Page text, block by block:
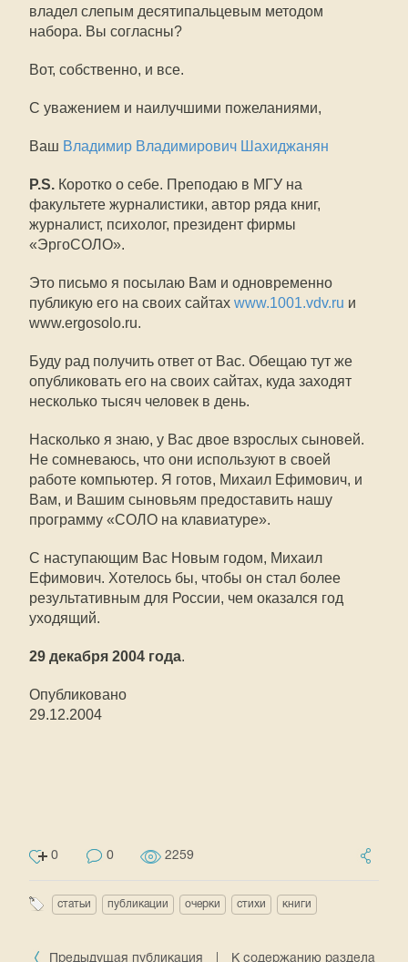
владел слепым десятипальцевым методом
набора. Вы согласны?
Вот, собственно, и все.
С уважением и наилучшими пожеланиями,
Ваш Владимир Владимирович Шахиджанян
P.S. Коротко о себе. Преподаю в МГУ на
факультете журналистики, автор ряда книг,
журналист, психолог, президент фирмы
«ЭргоСОЛО».
Это письмо я посылаю Вам и одновременно
публикую его на своих сайтах www.1001.vdv.ru и
www.ergosolo.ru.
Буду рад получить ответ от Вас. Обещаю тут же
опубликовать его на своих сайтах, куда заходят
несколько тысяч человек в день.
Насколько я знаю, у Вас двое взрослых сыновей.
Не сомневаюсь, что они используют в своей
работе компьютер. Я готов, Михаил Ефимович, и
Вам, и Вашим сыновьям предоставить нашу
программу «СОЛО на клавиатуре».
С наступающим Вас Новым годом, Михаил
Ефимович. Хотелось бы, чтобы он стал более
результативным для России, чем оказался год
уходящий.
29 декабря 2004 года.
Опубликовано
29.12.2004
0 0 2259
статьи публикации очерки стихи книги
Предыдущая публикация
К содержанию раздела